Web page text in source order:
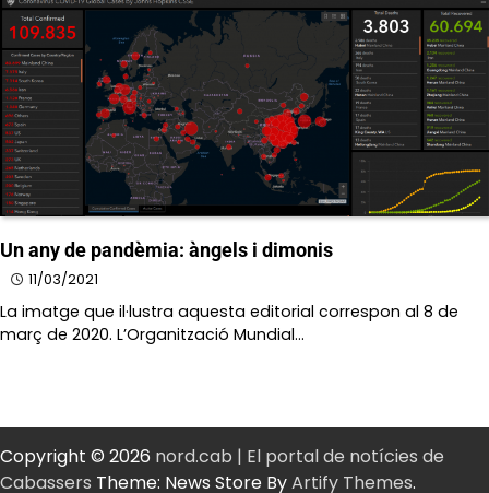
Un any de pandèmia: àngels i dimonis
11/03/2021
La imatge que il·lustra aquesta editorial correspon al 8 de
març de 2020. L’Organització Mundial…
Copyright © 2026 nord.cab | El portal de notícies de
Cabassers Theme: News Store ByArtify Themes.